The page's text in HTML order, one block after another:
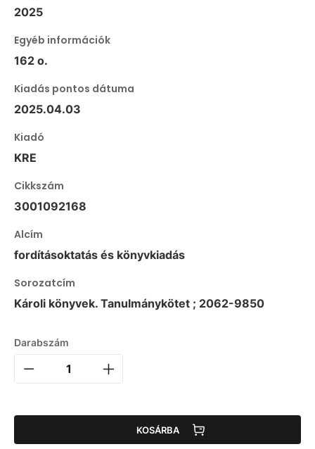
2025
Egyéb információk
162 o.
Kiadás pontos dátuma
2025.04.03
Kiadó
KRE
Cikkszám
3001092168
Alcím
fordításoktatás és könyvkiadás
Sorozatcím
Károli könyvek. Tanulmánykötet ; 2062-9850
Darabszám
KOSÁRBA